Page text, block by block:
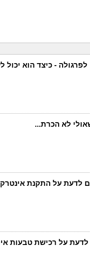
- כיצד הוא יכול
לא הכרת...
לדעת על התקנת
על רכישת טבעות